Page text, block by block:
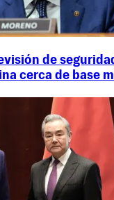
de
cerca de base